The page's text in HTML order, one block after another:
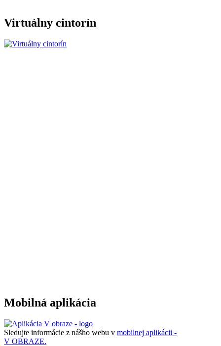
Virtuálny cintorín
Mobilná aplikácia
Sledujte informácie z nášho webu v mobilnej aplikácii -
V OBRAZE.